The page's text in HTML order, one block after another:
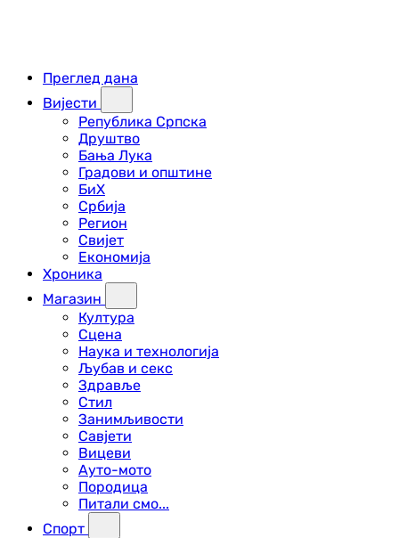
Преглед дана
Вијести
Република Српска
Друштво
Бања Лука
Градови и општине
БиХ
Србија
Регион
Свијет
Економија
Хроника
Магазин
Култура
Сцена
Наука и технологија
Љубав и секс
Здравље
Стил
Занимљивости
Савјети
Вицеви
Ауто-мото
Породица
Питали смо...
Спорт